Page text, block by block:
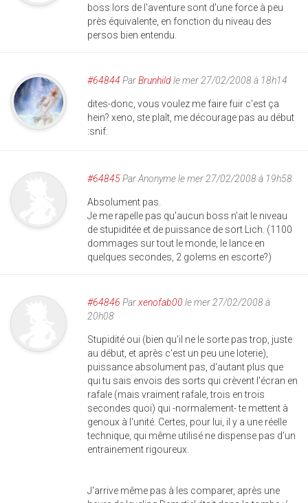
boss lors de l'aventure sont d'une force à peu
près équivalente, en fonction du niveau des
persos bien entendu.
#64844 ParBrunhildle mer 27/02/2008 à 18h14
dites-donc, vous voulez me faire fuir c'est ça
hein? xeno, ste plaît, me décourage pas au début
:snif:
#64845ParAnonymele mer 27/02/2008 à 19h58
Absolument pas.
Je me rapelle pas qu'aucun boss n'ait le niveau
de stupiditée et de puissance de sort Lich. (1100
dommages sur tout le monde, le lance en
quelques secondes, 2 golems en escorte?)
#64846 Parxenofab00 le mer 27/02/2008 à
20h08
Stupidité oui (bien qu'il ne le sorte pas trop, juste
au début, et après c'est un peu une loterie),
puissance absolument pas, d'autant plus que
qui tu sais envois des sorts qui crèvent l'écran en
rafale (mais vraiment rafale, trois en trois
secondes quoi) qui -normalement- te mettent à
genoux à l'unité. Certes, pour lui, il y a une réelle
technique, qui même utilisé ne dispense pas d'un
entrainement rigoureux.
J'arrive même pas à les comparer, après une